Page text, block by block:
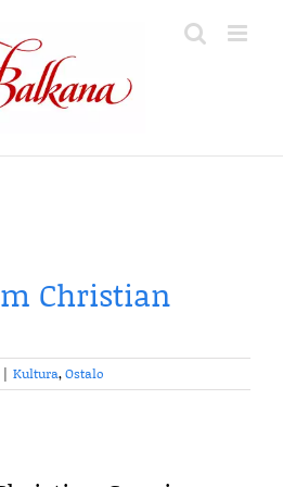
Christian
Kultura,Ostalo